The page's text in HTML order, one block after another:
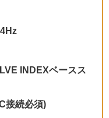
INDEXベースス
接続必須)